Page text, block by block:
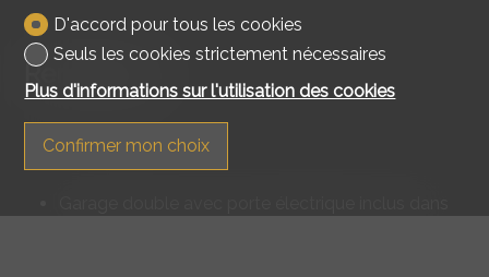
Remarques
D'accord pour tous les cookies
Seuls les cookies strictement nécessaires
Plus d'informations sur l'utilisation des cookies
Confirmer mon choix